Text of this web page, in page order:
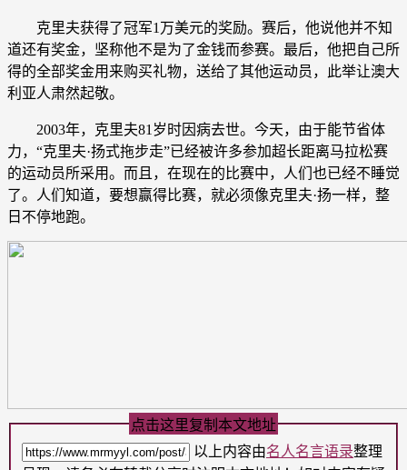
克里夫获得了冠军1万美元的奖励。赛后，他说他并不知
道还有奖金，坚称他不是为了金钱而参赛。最后，他把自己所
得的全部奖金用来购买礼物，送给了其他运动员，此举让澳大
利亚人肃然起敬。
2003年，克里夫81岁时因病去世。今天，由于能节省体
力，“克里夫·扬式拖步走”已经被许多参加超长距离马拉松赛
的运动员所采用。而且，在现在的比赛中，人们也已经不睡觉
了。人们知道，要想赢得比赛，就必须像克里夫·扬一样，整
日不停地跑。
点击这里复制本文地址
以上内容由名人名言语录整理